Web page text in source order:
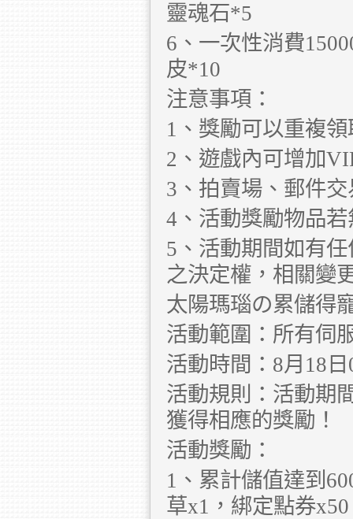
靈魂石*5
6、一次性消費
皮*10
注意事項：
1、獎勵可以重複領
2、遊戲內可增加
3、拍賣場、郵件
4、活動獎勵物品
5、活動期間如有
之決定權，相關變
太陽瑪瑙の累儲得
活動範圍：所有伺
活動時間：8月18
活動規則：活動期
獲得相應的獎勵！
活動獎勵：
1、累計儲值達到
草x1，綁定點券x50